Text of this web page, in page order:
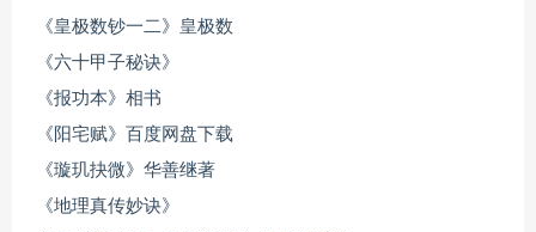
《皇极数钞一二》皇极数
《六十甲子秘诀》
《报功本》相书
《阳宅赋》百度网盘下载
《璇玑抉微》华善继著
《地理真传妙诀》